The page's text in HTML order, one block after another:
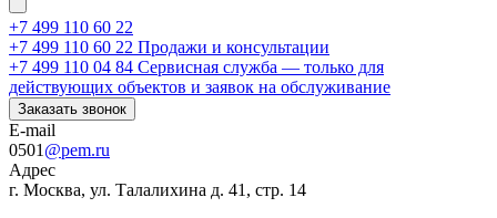
+7 499 110 60 22
+7 499 110 60 22 Продажи и консультации
+7 499 110 04 84 Сервисная служба — только для
действующих объектов и заявок на обслуживание
Заказать звонок
E-mail
0501 @pem.ru
Адрес
г. Москва, ул. Талалихина д. 41, стр. 14